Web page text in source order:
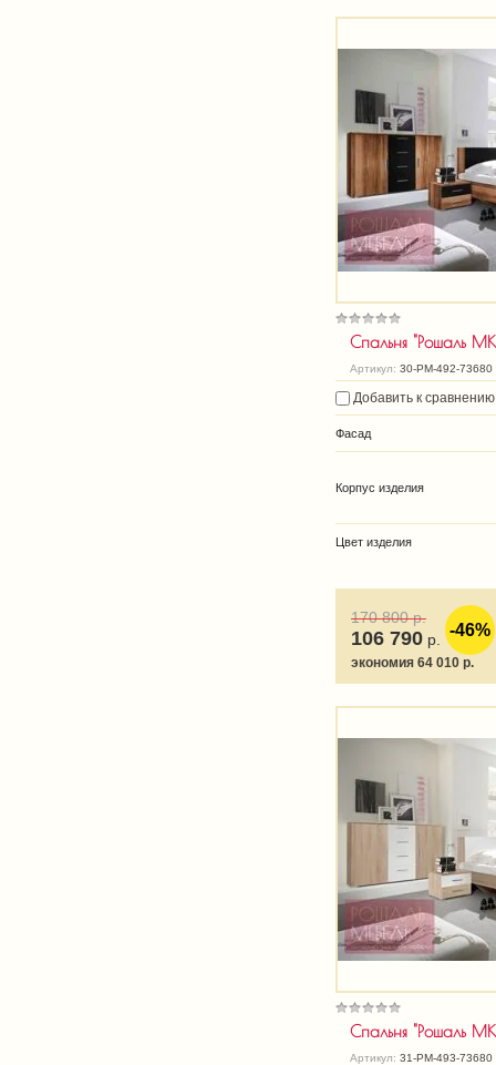
Спальня "Рошаль
Артикул: 30-РМ-492-73680
Добавить к сравнению
Фасад
Корпус изделия
Цвет изделия
-46%
170 800р.
106 790 р.
экономия 64 010 р.
Спальня "Рошаль
Артикул: 31-РМ-493-73680